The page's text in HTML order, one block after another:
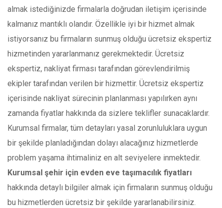
almak istediğinizde firmalarla doğrudan iletişim içerisinde
kalmanız mantıklı olandır. Özellikle iyi bir hizmet almak
istiyorsanız bu firmaların sunmuş olduğu ücretsiz ekspertiz
hizmetinden yararlanmanız gerekmektedir. Ücretsiz
ekspertiz, nakliyat firması tarafından görevlendirilmiş
ekipler tarafından verilen bir hizmettir. Ücretsiz ekspertiz
içerisinde nakliyat sürecinin planlanması yapılırken aynı
zamanda fiyatlar hakkında da sizlere teklifler sunacaklardır.
Kurumsal firmalar, tüm detayları yasal zorunluluklara uygun
bir şekilde planladığından dolayı alacağınız hizmetlerde
problem yaşama ihtimaliniz en alt seviyelere inmektedir.
Kurumsal şehir için evden eve taşımacılık fiyatları
hakkında detaylı bilgiler almak için firmaların sunmuş olduğu
bu hizmetlerden ücretsiz bir şekilde yararlanabilirsiniz.